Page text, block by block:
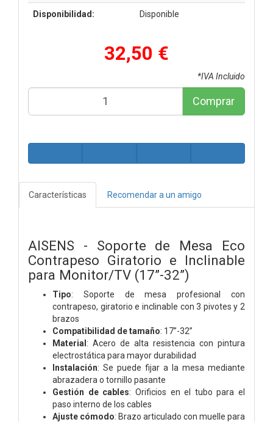
Disponibilidad: Disponible
32,50 €
*IVA Incluido
Comprar
Características Recomendar a un amigo
AISENS - Soporte de Mesa Eco
Contrapeso Giratorio e Inclinable
para Monitor/TV (17”-32”)
Tipo: Soporte de mesa profesional con
contrapeso, giratorio e inclinable con 3 pivotes y 2
brazos
Compatibilidad de tamaño: 17”-32”
Material : Acero de alta resistencia con pintura
electrostática para mayor durabilidad
Instalación: Se puede fijar a la mesa mediante
abrazadera o tornillo pasante
Gestión de cables: Orificios en el tubo para el
paso interno de los cables
Ajuste cómodo: Brazo articulado con muelle para